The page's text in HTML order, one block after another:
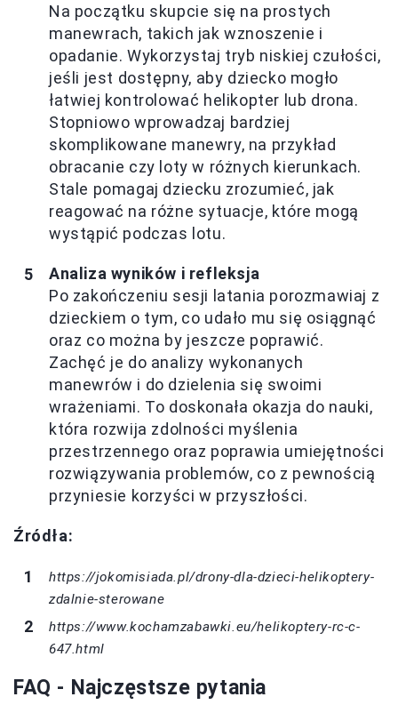
Na początku skupcie się na prostych
manewrach, takich jak wznoszenie i
opadanie. Wykorzystaj tryb niskiej czułości,
jeśli jest dostępny, aby dziecko mogło
łatwiej kontrolować helikopter lub drona.
Stopniowo wprowadzaj bardziej
skomplikowane manewry, na przykład
obracanie czy loty w różnych kierunkach.
Stale pomagaj dziecku zrozumieć, jak
reagować na różne sytuacje, które mogą
wystąpić podczas lotu.
Analiza wyników i refleksja
Po zakończeniu sesji latania porozmawiaj z
dzieckiem o tym, co udało mu się osiągnąć
oraz co można by jeszcze poprawić.
Zachęć je do analizy wykonanych
manewrów i do dzielenia się swoimi
wrażeniami. To doskonała okazja do nauki,
która rozwija zdolności myślenia
przestrzennego oraz poprawia umiejętności
rozwiązywania problemów, co z pewnością
przyniesie korzyści w przyszłości.
Źródła:
https://jokomisiada.pl/drony-dla-dzieci-helikoptery-
zdalnie-sterowane
https://www.kochamzabawki.eu/helikoptery-rc-c-
647.html
FAQ - Najczęstsze pytania